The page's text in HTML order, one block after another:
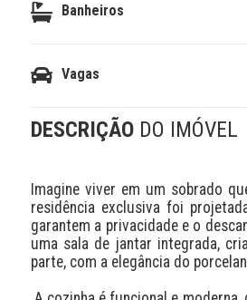
Banheiros
Vagas
DESCRIÇÃO DO IMÓVEL
Imagine viver em um sobrado
residência exclusiva foi
garantem a privacidade e o
uma sala de jantar integrada,
parte, com a elegância do